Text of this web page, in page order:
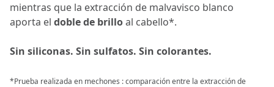
mientras que la extracción de malvavisco blanco
aporta el doble de brilloal cabello*.
Sin siliconas. Sin sulfatos. Sin colorantes.
*Prueba realizada en mechones : comparación entre la extracción de